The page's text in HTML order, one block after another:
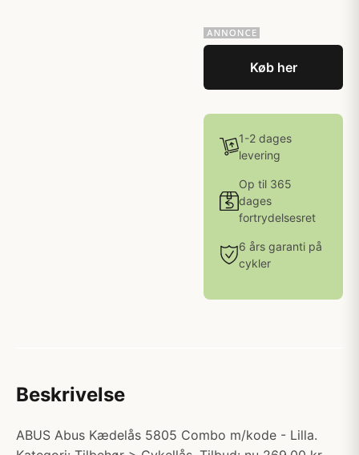
Køb her
1-2 dages
levering
Op til 365
dages
fortrydelsesret
6 års garanti på
cykler
Beskrivelse
ABUS Abus Kædelås 5805 Combo m/kode - Lilla.